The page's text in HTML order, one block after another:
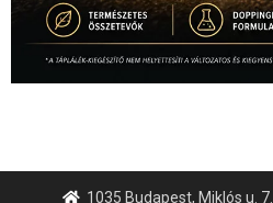
1035 Budapest, Miklós u. 7.